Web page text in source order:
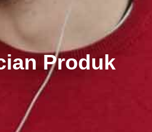
Produk